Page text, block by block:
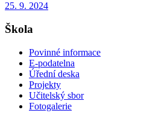
25. 9. 2024
Škola
Povinné informace
E-podatelna
Úřední deska
Projekty
Učitelský sbor
Fotogalerie